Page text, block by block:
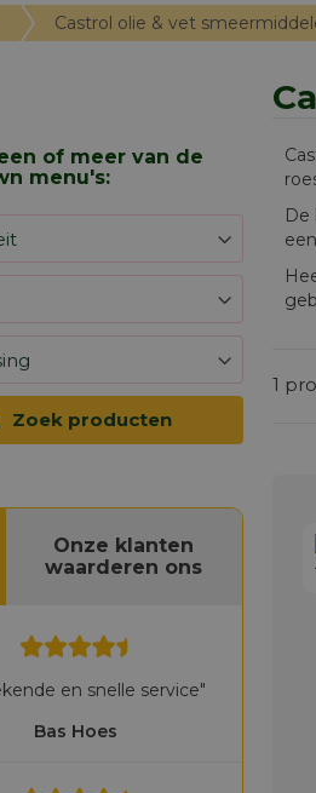
Castrol olie & vet
De
1
of meer van de
menu's:
Zoek producten
Onze klanten
waarderen ons
Bas Hoes
en snelle service"